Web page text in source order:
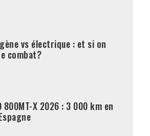
vs électrique : et si on
combat?
800MT-X 2026 : 3 000 km en